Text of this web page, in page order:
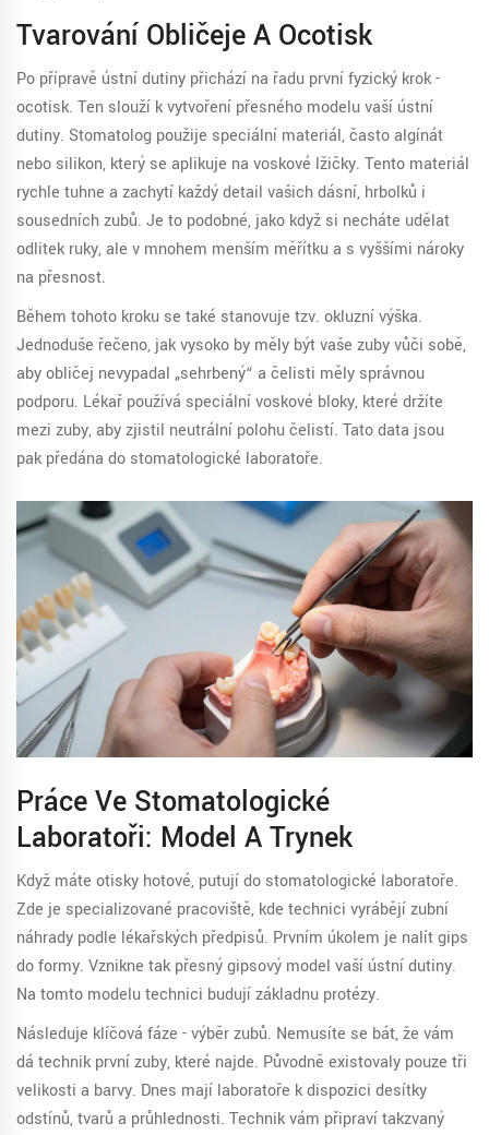
Tvarování Obličeje A Ocotisk
Po přípravě ústní dutiny přichází na řadu první fyzický krok -
ocotisk. Ten slouží k vytvoření přesného modelu vaší ústní
dutiny. Stomatolog použije speciální materiál, často algínát
nebo silikon, který se aplikuje na voskové lžičky. Tento materiál
rychle tuhne a zachytí každý detail vašich dásní, hrbolků i
sousedních zubů. Je to podobné, jako když si necháte udělat
odlitek ruky, ale v mnohem menším měřítku a s vyššími nároky
na přesnost.
Během tohoto kroku se také stanovuje tzv. okluzní výška.
Jednoduše řečeno, jak vysoko by měly být vaše zuby vůči sobě,
aby obličej nevypadal „sehrbený“ a čelisti měly správnou
podporu. Lékař používá speciální voskové bloky, které držíte
mezi zuby, aby zjistil neutrální polohu čelistí. Tato data jsou
pak předána do stomatologické laboratoře.
Práce Ve Stomatologické
Laboratoři: Model A Trynek
Když máte otisky hotové, putují do stomatologické laboratoře.
Zde je specializované pracoviště, kde technici vyrábějí zubní
náhrady podle lékařských předpisů. Prvním úkolem je nalít gips
do formy. Vznikne tak přesnýgipsový model vaší ústní dutiny.
Na tomto modelu technici budují základnu protézy.
Následuje klíčová fáze - výběr zubů. Nemusíte se bát, že vám
dá technik první zuby, které najde. Původně existovaly pouze tři
velikosti a barvy. Dnes mají laboratoře k dispozici desítky
odstínů, tvarů a průhlednosti. Technik vám připraví takzvaný